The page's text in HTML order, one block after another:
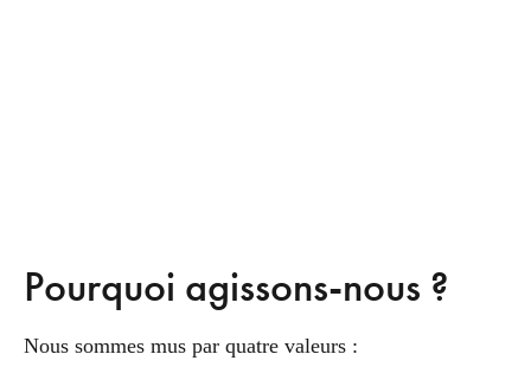
Pourquoi agissons-nous ?
Nous sommes mus par quatre valeurs :